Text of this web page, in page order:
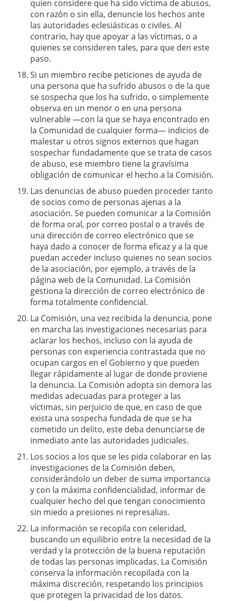
quien considere que ha sido víctima de abusos,
con razón o sin ella, denuncie los hechos ante
las autoridades eclesiásticas o civiles. Al
contrario, hay que apoyar a las víctimas, o a
quienes se consideren tales, para que den este
paso.
Si un miembro recibe peticiones de ayuda de
una persona que ha sufrido abusos o de la que
se sospecha que los ha sufrido, o simplemente
observa en un menor o en una persona
vulnerable —con la que se haya encontrado en
la Comunidad de cualquier forma— indicios de
malestar u otros signos externos que hagan
sospechar fundadamente que se trata de casos
de abuso, ese miembro tiene la gravísima
obligación de comunicar el hecho a la Comisión.
Las denuncias de abuso pueden proceder tanto
de socios como de personas ajenas a la
asociación. Se pueden comunicar a la Comisión
de forma oral, por correo postal o a través de
una dirección de correo electrónico que se
haya dado a conocer de forma eficaz y a la que
puedan acceder incluso quienes no sean socios
de la asociación, por ejemplo, a través de la
página web de la Comunidad. La Comisión
gestiona la dirección de correo electrónico de
forma totalmente confidencial.
La Comisión, una vez recibida la denuncia, pone
en marcha las investigaciones necesarias para
aclarar los hechos, incluso con la ayuda de
personas con experiencia contrastada que no
ocupan cargos en el Gobierno y que pueden
llegar rápidamente al lugar de donde proviene
la denuncia. La Comisión adopta sin demora las
medidas adecuadas para proteger a las
víctimas, sin perjuicio de que, en caso de que
exista una sospecha fundada de que se ha
cometido un delito, este deba denunciarse de
inmediato ante las autoridades judiciales.
Los socios a los que se les pida colaborar en las
investigaciones de la Comisión deben,
considerándolo un deber de suma importancia
y con la máxima confidencialidad, informar de
cualquier hecho del que tengan conocimiento
sin miedo a presiones ni represalias.
La información se recopila con celeridad,
buscando un equilibrio entre la necesidad de la
verdad y la protección de la buena reputación
de todas las personas implicadas. La Comisión
conserva la información recopilada con la
máxima discreción, respetando los principios
que protegen la privacidad de los datos.